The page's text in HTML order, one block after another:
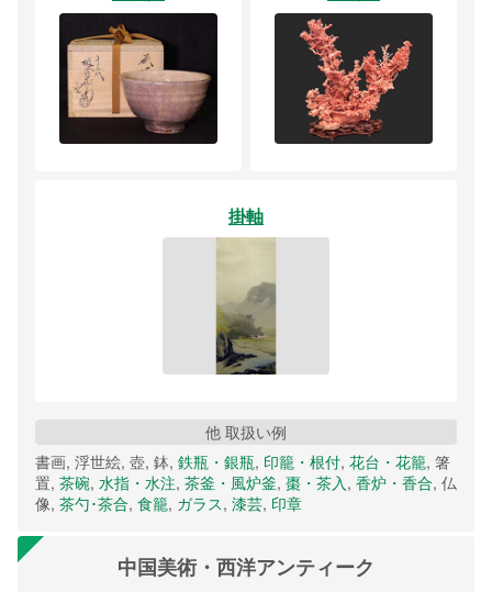
掛軸
他 取扱い例
書画, 浮世絵, 壺, 鉢, 鉄瓶・銀瓶, 印籠・根付, 花台・花籠, 箸
置, 茶碗, 水指・水注, 茶釜・風炉釜, 棗・茶入, 香炉・香合, 仏
像, 茶勺･茶合, 食籠, ガラス, 漆芸, 印章
中国美術・西洋アンティーク